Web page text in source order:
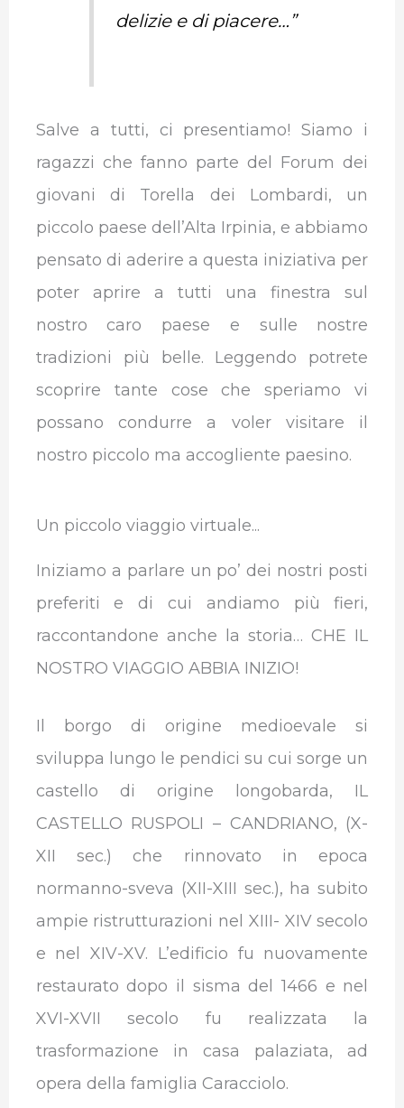
delizie e di piacere…”
Salve a tutti, ci presentiamo! Siamo i
ragazzi che fanno parte del Forum dei
giovani di Torella dei Lombardi, un
piccolo paese dell’Alta Irpinia, e abbiamo
pensato di aderire a questa iniziativa per
poter aprire a tutti una finestra sul
nostro caro paese e sulle nostre
tradizioni più belle. Leggendo potrete
scoprire tante cose che speriamo vi
possano condurre a voler visitare il
nostro piccolo ma accogliente paesino.
Un piccolo viaggio virtuale...
Iniziamo a parlare un po’ dei nostri posti
preferiti e di cui andiamo più fieri,
raccontandone anche la storia… CHE IL
NOSTRO VIAGGIO ABBIA INIZIO!
Il borgo di origine medioevale si
sviluppa lungo le pendici su cui sorge un
castello di origine longobarda, IL
CASTELLO RUSPOLI – CANDRIANO, (X-
XII sec.) che rinnovato in epoca
normanno-sveva (XII-XIII sec.), ha subito
ampie ristrutturazioni nel XIII- XIV secolo
e nel XIV-XV. L’edificio fu nuovamente
restaurato dopo il sisma del 1466 e nel
XVI-XVII secolo fu realizzata la
trasformazione in casa palaziata, ad
opera della famiglia Caracciolo.